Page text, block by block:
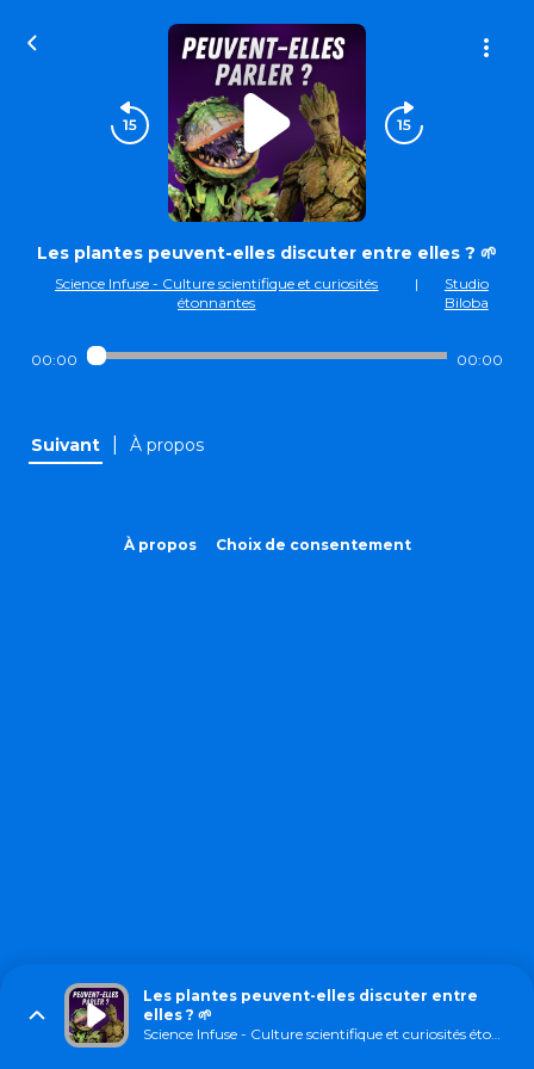
Les plantes peuvent-elles discuter entre elles ? 🌱
Science Infuse - Culture scientifique et curiosités
étonnantes
|
Studio
Biloba
00:00 00:00
Suivant À propos
À propos Choix de consentement
Les plantes peuvent-elles discuter entre
elles ? 🌱
Science Infuse - Culture scientifique et curiosités étonnantes